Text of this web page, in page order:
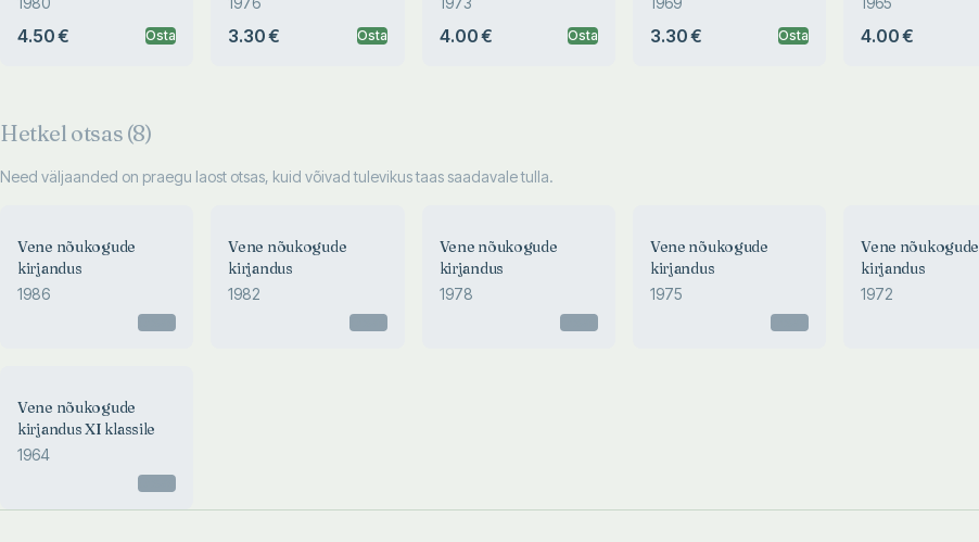
4.50 € Osta 3.30 € Osta 4.00 € Osta 3.30 € Osta 4.00 €
Hetkel otsas (8)
Need väljaanded on praegu laost otsas, kuid võivad tulevikus taas saadavale tulla.
Vene nõukogude
kirjandus
1986
Vene nõukogude
kirjandus
1982
Vene nõukogude
kirjandus
1978
Vene nõukogude
kirjandus
1975
Vene nõukogude
kirjandus
1972
Vene nõukogude
kirjandus XI klassile
1964